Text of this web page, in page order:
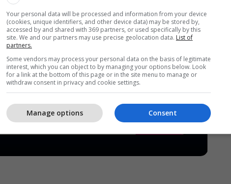
Your personal data will be processed and information from your device
(cookies, unique identifiers, and other device data) may be stored by,
accessed by and shared with 369 partners, or used specifically by this
site. We and our partners may use precise geolocation data. List of
partners.
Some vendors may process your personal data on the basis of legitimate
interest, which you can object to by managing your options below. Look
for a link at the bottom of this page or in the site menu to manage or
withdraw consent in privacy and cookie settings.
Consent
Manage options